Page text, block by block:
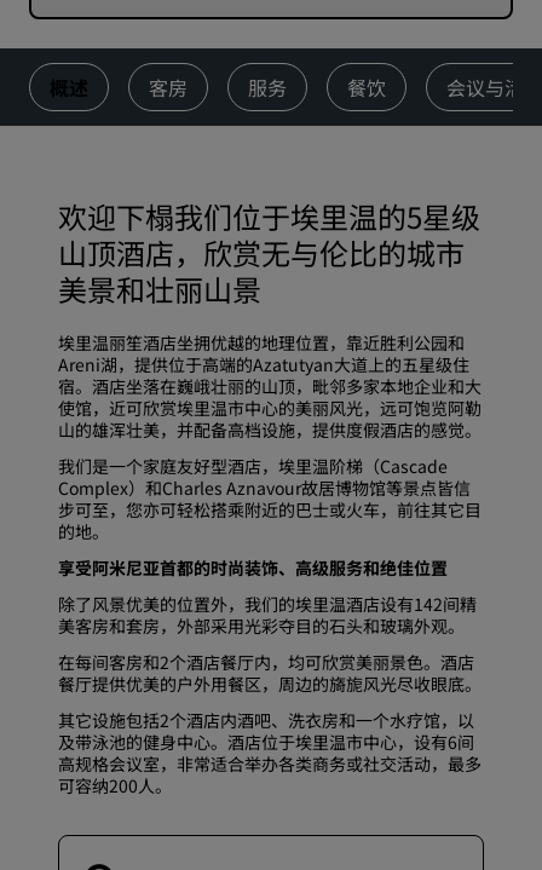
概述 客房 服务 餐饮 会议与活动
欢迎下榻我们位于埃里温的5星级
山顶酒店，欣赏无与伦比的城市
美景和壮丽山景
埃里温丽笙酒店坐拥优越的地理位置，靠近胜利公园和
Areni湖，提供位于高端的Azatutyan大道上的五星级住
宿。酒店坐落在巍峨壮丽的山顶，毗邻多家本地企业和大
使馆，近可欣赏埃里温市中心的美丽风光，远可饱览阿勒
山的雄浑壮美，并配备高档设施，提供度假酒店的感觉。
我们是一个家庭友好型酒店，埃里温阶梯（Cascade
Complex）和Charles Aznavour故居博物馆等景点皆信
步可至，您亦可轻松搭乘附近的巴士或火车，前往其它目
的地。
享受阿米尼亚首都的时尚装饰、高级服务和绝佳位置
除了风景优美的位置外，我们的埃里温酒店设有142间精
美客房和套房，外部采用光彩夺目的石头和玻璃外观。
在每间客房和2个酒店餐厅内，均可欣赏美丽景色。酒店
餐厅提供优美的户外用餐区，周边的旖旎风光尽收眼底。
其它设施包括2个酒店内酒吧、洗衣房和一个水疗馆，以
及带泳池的健身中心。酒店位于埃里温市中心，设有6间
高规格会议室，非常适合举办各类商务或社交活动，最多
可容纳200人。